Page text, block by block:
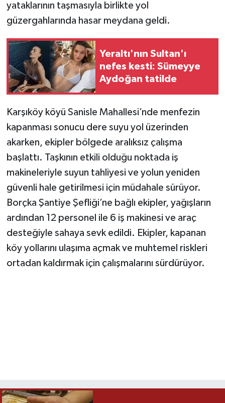
yataklarının taşmasıyla birlikte yol
güzergahlarında hasar meydana geldi.
Yeraltı'nın Sultan'ı
nefes kesti: Sümeyye
Aydoğan tatilde
Karşıköy köyü Sanisle Mahallesi’nde menfezin
kapanması sonucu dere suyu yol üzerinden
akarken, ekipler bölgede aralıksız çalışma
başlattı. Taşkının etkili olduğu noktada iş
makineleriyle suyun tahliyesi ve yolun yeniden
güvenli hale getirilmesi için müdahale sürüyor.
Borçka Şantiye Şefliği’ne bağlı ekipler, yağışların
ardından 12 personel ile 6 iş makinesi ve araç
desteğiyle sahaya sevk edildi. Ekipler, kapanan
köy yollarını ulaşıma açmak ve muhtemel riskleri
ortadan kaldırmak için çalışmalarını sürdürüyor.